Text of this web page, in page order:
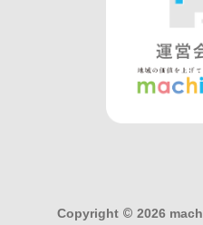
Copyright © 2026